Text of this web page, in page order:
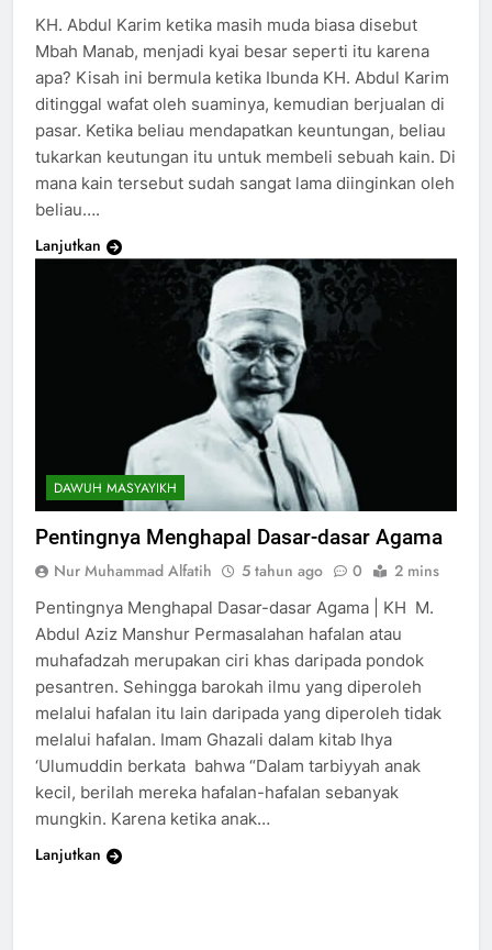
KH. Abdul Karim ketika masih muda biasa disebut
Mbah Manab, menjadi kyai besar seperti itu karena
apa? Kisah ini bermula ketika Ibunda KH. Abdul Karim
ditinggal wafat oleh suaminya, kemudian berjualan di
pasar. Ketika beliau mendapatkan keuntungan, beliau
tukarkan keutungan itu untuk membeli sebuah kain. Di
mana kain tersebut sudah sangat lama diinginkan oleh
beliau….
Lanjutkan
DAWUH MASYAYIKH
Pentingnya Menghapal Dasar-dasar Agama
Nur Muhammad Alfatih 5 tahun ago 0 2 mins
Pentingnya Menghapal Dasar-dasar Agama | KH M.
Abdul Aziz Manshur Permasalahan hafalan atau
muhafadzah merupakan ciri khas daripada pondok
pesantren. Sehingga barokah ilmu yang diperoleh
melalui hafalan itu lain daripada yang diperoleh tidak
melalui hafalan. Imam Ghazali dalam kitab Ihya
‘Ulumuddin berkata bahwa “Dalam tarbiyyah anak
kecil, berilah mereka hafalan-hafalan sebanyak
mungkin. Karena ketika anak…
Lanjutkan